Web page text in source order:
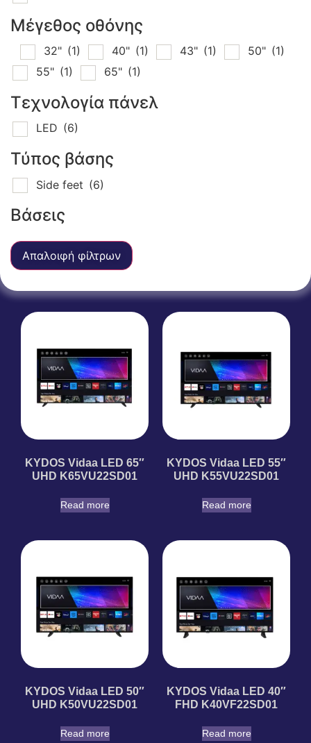
Μέγεθος οθόνης
32" (1) 40" (1) 43" (1) 50" (1)
55" (1) 65" (1)
Τεχνολογία πάνελ
LED (6)
Τύπος βάσης
Side feet (6)
Βάσεις
KYDOS Vidaa LED 65″
UHD K65VU22SD01
Read more
KYDOS Vidaa LED 55″
UHD K55VU22SD01
Read more
KYDOS Vidaa LED 50″
UHD K50VU22SD01
Read more
KYDOS Vidaa LED 40″
FHD K40VF22SD01
Read more